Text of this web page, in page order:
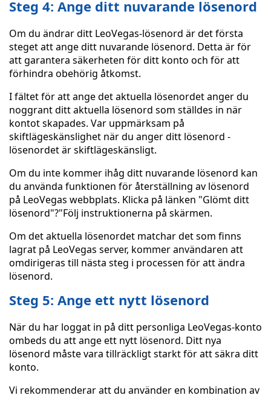
Steg 4: Ange ditt nuvarande lösenord
Om du ändrar ditt LeoVegas-lösenord är det första
steget att ange ditt nuvarande lösenord. Detta är för
att garantera säkerheten för ditt konto och för att
förhindra obehörig åtkomst.
I fältet för att ange det aktuella lösenordet anger du
noggrant ditt aktuella lösenord som ställdes in när
kontot skapades. Var uppmärksam på
skiftlägeskänslighet när du anger ditt lösenord -
lösenordet är skiftlägeskänsligt.
Om du inte kommer ihåg ditt nuvarande lösenord kan
du använda funktionen för återställning av lösenord
på LeoVegas webbplats. Klicka på länken "Glömt ditt
lösenord"?"Följ instruktionerna på skärmen.
Om det aktuella lösenordet matchar det som finns
lagrat på LeoVegas server, kommer användaren att
omdirigeras till nästa steg i processen för att ändra
lösenord.
Steg 5: Ange ett nytt lösenord
När du har loggat in på ditt personliga LeoVegas-konto
ombeds du att ange ett nytt lösenord. Ditt nya
lösenord måste vara tillräckligt starkt för att säkra ditt
konto.
Vi rekommenderar att du använder en kombination av